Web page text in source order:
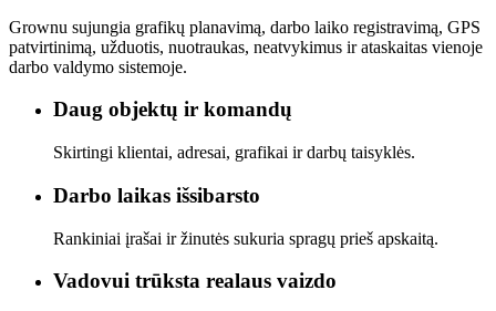
Grownu sujungia grafikų planavimą, darbo laiko registravimą, GPS
patvirtinimą, užduotis, nuotraukas, neatvykimus ir ataskaitas vienoje
darbo valdymo sistemoje.
Daug objektų ir komandų
Skirtingi klientai, adresai, grafikai ir darbų taisyklės.
Darbo laikas išsibarsto
Rankiniai įrašai ir žinutės sukuria spragų prieš apskaitą.
Vadovui trūksta realaus vaizdo